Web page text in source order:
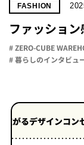
FASHION
ファッション
# ZERO-CUBE
# 暮らしのインタビュ
ンコンセプトの違